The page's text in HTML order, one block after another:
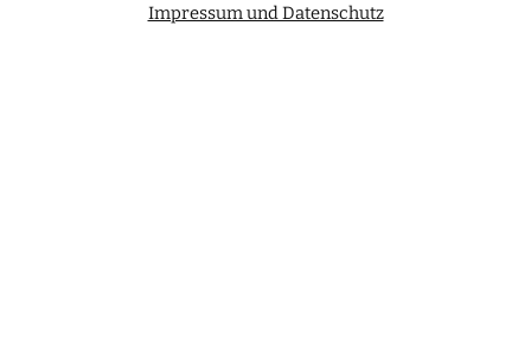
Impressum und Datenschutz